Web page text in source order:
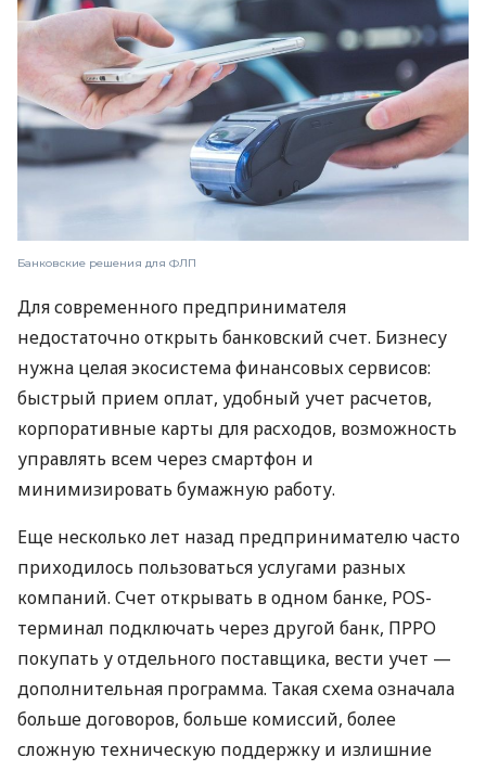
Банковские решения для ФЛП
Для современного предпринимателя
недостаточно открыть банковский счет. Бизнесу
нужна целая экосистема финансовых сервисов:
быстрый прием оплат, удобный учет расчетов,
корпоративные карты для расходов, возможность
управлять всем через смартфон и
минимизировать бумажную работу.
Еще несколько лет назад предпринимателю часто
приходилось пользоваться услугами разных
компаний. Счет открывать в одном банке, POS-
терминал подключать через другой банк, ПРРО
покупать у отдельного поставщика, вести учет —
дополнительная программа. Такая схема означала
больше договоров, больше комиссий, более
сложную техническую поддержку и излишние